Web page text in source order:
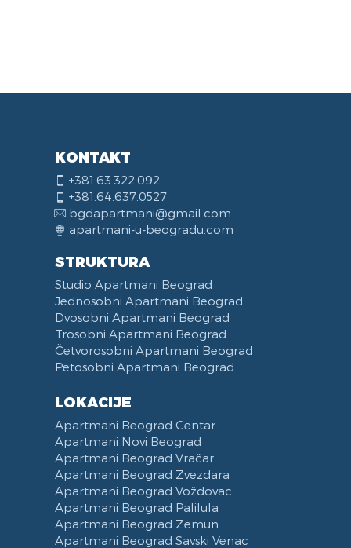
KONTAKT
+381.63.322.092
+381.64.637.0527
bgdapartmani@gmail.com
apartmani-u-beogradu.com
STRUKTURA
Studio Apartmani Beograd
Jednosobni Apartmani Beograd
Dvosobni Apartmani Beograd
Trosobni Apartmani Beograd
Četvorosobni Apartmani Beograd
Petosobni Apartmani Beograd
LOKACIJE
Apartmani Beograd Centar
Apartmani Novi Beograd
Apartmani Beograd Vračar
Apartmani Beograd Zvezdara
Apartmani Beograd Voždovac
Apartmani Beograd Palilula
Apartmani Beograd Zemun
Apartmani Beograd Savski Venac